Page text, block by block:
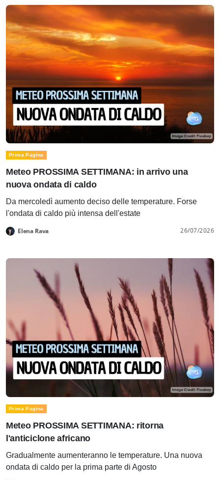
Prima Pagina
Meteo PROSSIMA SETTIMANA: in arrivo una
nuova ondata di caldo
Da mercoledì aumento deciso delle temperature. Forse
l'ondata di caldo più intensa dell'estate
Elena Rava 26/07/2026
Prima Pagina
Meteo PROSSIMA SETTIMANA: ritorna
l'anticiclone africano
Gradualmente aumenteranno le temperature. Una nuova
ondata di caldo per la prima parte di Agosto